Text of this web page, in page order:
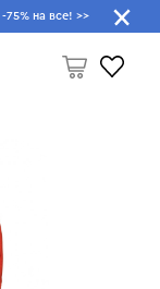
75% на все! >>